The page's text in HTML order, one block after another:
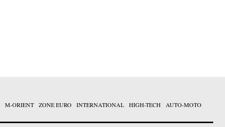
M-ORIENT ZONE EURO INTERNATIONAL HIGH-TECH AUTO-MOTO